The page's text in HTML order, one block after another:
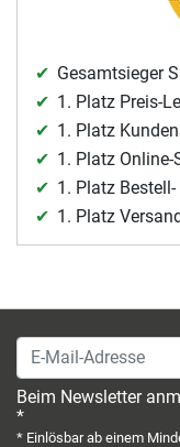
Gesamtsieger
1. Platz Preis-
1. Platz
1. Platz Online-
1. Platz
1. Platz
E-Mail-Adresse
Beim Newsletter
*
* Einlösbar ab einem